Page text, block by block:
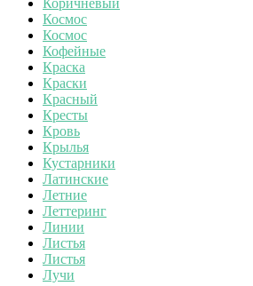
Космос
Космос
Кофейные
Краска
Краски
Красный
Кресты
Кровь
Крылья
Кустарники
Латинские
Летние
Леттеринг
Линии
Листья
Листья
Лучи